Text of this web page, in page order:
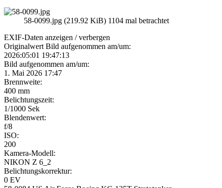
58-0099.jpg (219.92 KiB) 1104 mal betrachtet
EXIF-Daten anzeigen / verbergen
Originalwert Bild aufgenommen am/um:
2026:05:01 19:47:13
Bild aufgenommen am/um:
1. Mai 2026 17:47
Brennweite:
400 mm
Belichtungszeit:
1/1000 Sek
Blendenwert:
f/8
ISO:
200
Kamera-Modell:
NIKON Z 6_2
Belichtungskorrektur:
0 EV